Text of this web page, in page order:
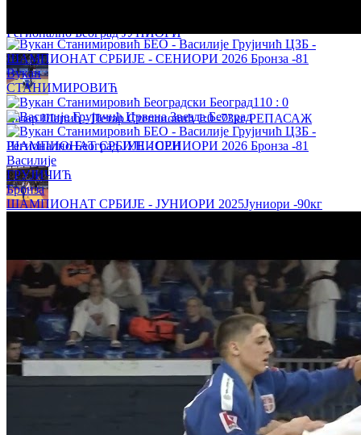
Регионално Београд ЈУНИОРИ
Лазар Шапић - Петар Степановић 1:0 -73кг РЕПАСАЖ
Регионално Београд ЈУНИОРИ
Регионално Београд ЈУНИОРИ
Никола Пауновић - Вукашин Сокић 0:1 -66кг БРОНЗА
Регионално Београд ЈУНИОРИ
Вукан
СТАНИМИРОВИЋ
110 : 0
Василије
ГРУЈИЧИЋ
Бронза
ШАМПИОНАТ СРБИЈЕ - ЈУНИОРИ 2025Јуниори -90кг